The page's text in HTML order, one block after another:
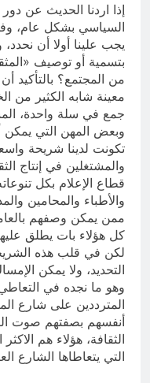
إذا اردنا الحديث عن
السياسي بشكل عام،
يجب علينا أولا أن
بتسمية أو توصيف
من المجتمع؟ بالتأكيد
معينة شابه الكثير من
جمع في سلة واحدة،
وبعض المهن التي يمكن
تكونت لدينا شريحة
والمشتغلين في إنتاج
قطاع الإعلام بكل
والأطباء والمحامين
ممن يمكن وصفهم
كل هؤلاء بات يطلق
لكن في قلب هذه
التحديد، ولا يمكن
وهو ما نجده في
المترددين على شارع
أنفسهم بصفتهم صوت
الثقافة، هؤلاء هم
التي يتعاطاها الشارع